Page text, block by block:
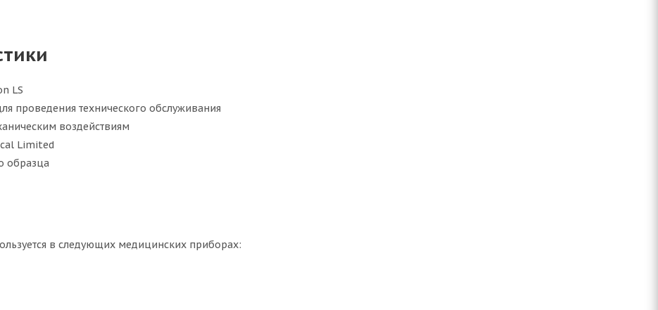
LS
проведения технического обслуживания
воздействиям
Limited
образца
в следующих медицинских приборах: